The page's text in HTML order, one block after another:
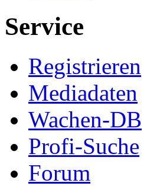
Service
Registrieren
Mediadaten
Wachen-DB
Profi-Suche
Forum